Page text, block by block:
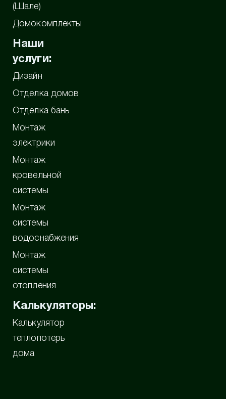
(Шале)
Домокомплекты
Наши
услуги:
Дизайн
Отделка домов
Отделка бань
Монтаж
электрики
Монтаж
кровельной
системы
Монтаж
системы
водоснабжения
Монтаж
системы
отопления
Калькуляторы:
Калькулятор
теплопотерь
дома